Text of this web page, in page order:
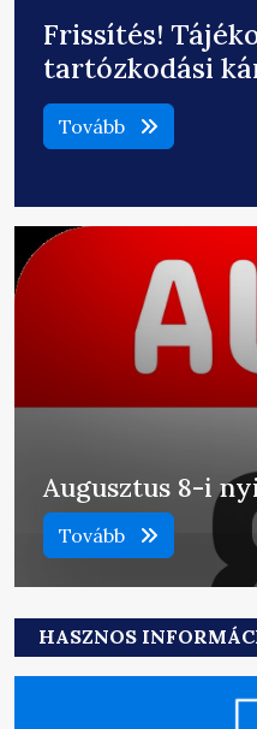
Frissítés!
tartózkodási
Tovább
Augusztus 8-i
Tovább
HASZNOS